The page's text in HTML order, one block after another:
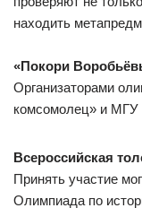
находить
«Покори
Организаторами
комсомолец» и МГУ
Всероссийская
Принять участие
Олимпиада по